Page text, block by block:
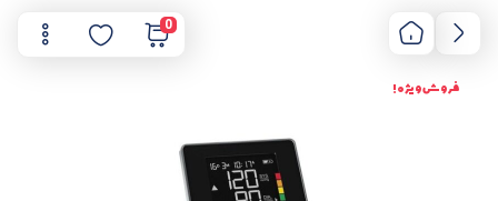
0
فروش ویژه !